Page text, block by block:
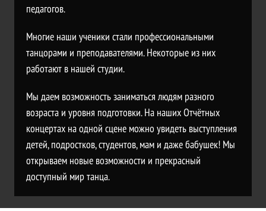
педагогов.
Многие наши ученики стали профессиональными
танцорами и преподавателями. Некоторые из них
работают в нашей студии.
Мы даем возможность заниматься людям разного
возраста и уровня подготовки. На наших Отчётных
концертах на одной сцене можно увидеть выступления
детей, подростков, студентов, мам и даже бабушек! Мы
открываем новые возможности и прекрасный
доступный мир танца.